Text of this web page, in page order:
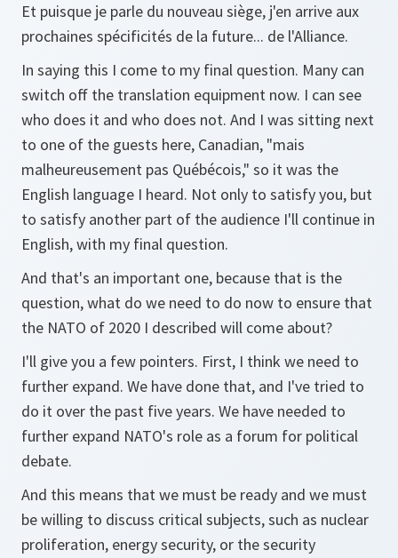
Et puisque je parle du nouveau siège, j'en arrive aux
prochaines spécificités de la future... de l'Alliance.
In saying this I come to my final question. Many can
switch off the translation equipment now. I can see
who does it and who does not. And I was sitting next
to one of the guests here, Canadian, "mais
malheureusement pas Québécois," so it was the
English language I heard. Not only to satisfy you, but
to satisfy another part of the audience I'll continue in
English, with my final question.
And that's an important one, because that is the
question, what do we need to do now to ensure that
the NATO of 2020 I described will come about?
I'll give you a few pointers. First, I think we need to
further expand. We have done that, and I've tried to
do it over the past five years. We have needed to
further expand NATO's role as a forum for political
debate.
And this means that we must be ready and we must
be willing to discuss critical subjects, such as nuclear
proliferation, energy security, or the security